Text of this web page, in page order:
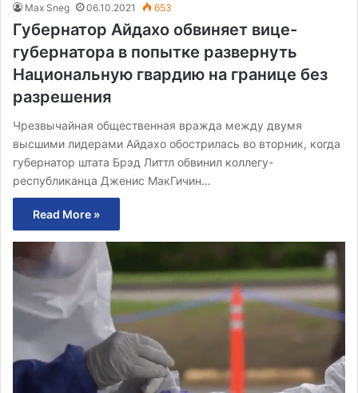
Max Sneg 06.10.2021 653
Губернатор Айдахо обвиняет вице-
губернатора в попытке развернуть
Национальную гвардию на границе без
разрешения
Чрезвычайная общественная вражда между двумя
высшими лидерами Айдахо обострилась во вторник, когда
губернатор штата Брэд Литтл обвинил коллегу-
республиканца Дженис МакГичин…
Read More »